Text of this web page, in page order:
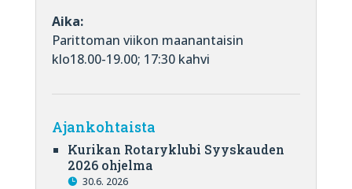
Aika:
Parittoman viikon maanantaisin
klo18.00-19.00; 17:30 kahvi
Ajankohtaista
Kurikan Rotaryklubi Syyskauden
2026 ohjelma
30.6. 2026